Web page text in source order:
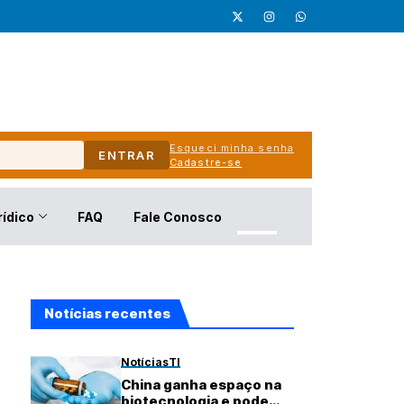
ENTRAR
Esqueci minha senha
Cadastre-se
FAQ Fale Conosco
Notícias recentes
NotíciasTI
China ganha espaço na